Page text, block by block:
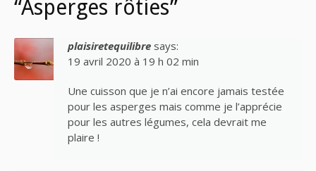
“Asperges rôties”
plaisiretequilibre says:
19 avril 2020 à 19 h 02 min
Une cuisson que je n’ai encore jamais testée
pour les asperges mais comme je l’apprécie
pour les autres légumes, cela devrait me
plaire !